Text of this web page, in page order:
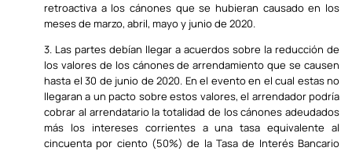
retroactiva a los cánones que se hubieran causado en los
meses de marzo, abril, mayo y junio de 2020.
3. Las partes debían llegar a acuerdos sobre la reducción de
los valores de los cánones de arrendamiento que se causen
hasta el 30 de junio de 2020. En el evento en el cual estas no
llegaran a un pacto sobre estos valores, el arrendador podría
cobrar al arrendatario la totalidad de los cánones adeudados
más los intereses corrientes a una tasa equivalente al
cincuenta por ciento (50%) de la Tasa de Interés Bancario